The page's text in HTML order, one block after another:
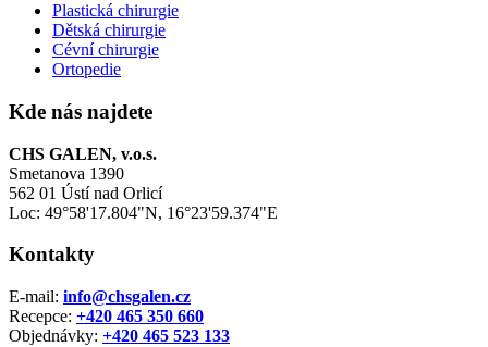
Plastická chirurgie
Dětská chirurgie
Cévní chirurgie
Ortopedie
Kde nás najdete
CHS GALEN, v.o.s.
Smetanova 1390
562 01 Ústí nad Orlicí
Loc: 49°58'17.804"N, 16°23'59.374"E
Kontakty
E-mail: info@chsgalen.cz
Recepce: +420 465 350 660
Objednávky: +420 465 523 133